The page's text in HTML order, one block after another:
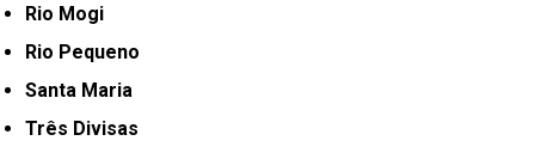
Rio Mogi
Rio Pequeno
Santa Maria
Três Divisas